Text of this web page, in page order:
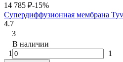
14 785 ₽-15%
Супердиффузионная мембрана
4.7
3
В наличии
1
1